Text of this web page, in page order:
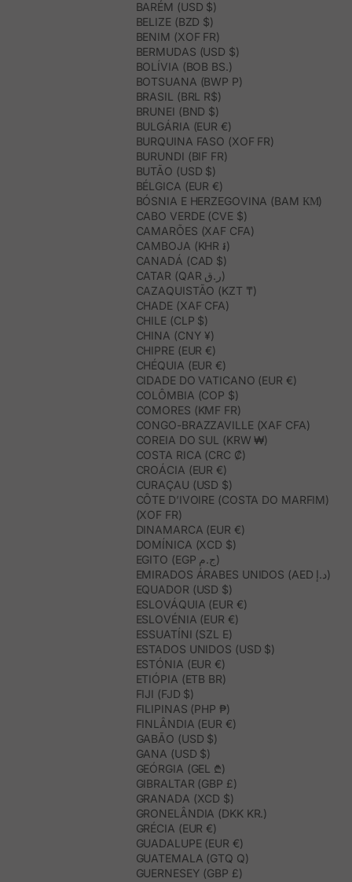
BARÉM (USD $)
BELIZE (BZD $)
BENIM (XOF FR)
BERMUDAS (USD $)
BOLÍVIA (BOB BS.)
BOTSUANA (BWP P)
BRASIL (BRL R$)
BRUNEI (BND $)
BULGÁRIA (EUR €)
BURQUINA FASO (XOF FR)
BURUNDI (BIF FR)
BUTÃO (USD $)
BÉLGICA (EUR €)
BÓSNIA E HERZEGOVINA (BAM КМ)
CABO VERDE (CVE $)
CAMARÕES (XAF CFA)
CAMBOJA (KHR ៛)
CANADÁ (CAD $)
CATAR (QAR ر.ق)
CAZAQUISTÃO (KZT ₸)
CHADE (XAF CFA)
CHILE (CLP $)
CHINA (CNY ¥)
CHIPRE (EUR €)
CHÉQUIA (EUR €)
CIDADE DO VATICANO (EUR €)
COLÔMBIA (COP $)
COMORES (KMF FR)
CONGO-BRAZZAVILLE (XAF CFA)
COREIA DO SUL (KRW ₩)
COSTA RICA (CRC ₡)
CROÁCIA (EUR €)
CURAÇAU (USD $)
CÔTE D’IVOIRE (COSTA DO MARFIM)
(XOF FR)
DINAMARCA (EUR €)
DOMÍNICA (XCD $)
EGITO (EGP ج.م)
EMIRADOS ÁRABES UNIDOS (AED د.إ)
EQUADOR (USD $)
ESLOVÁQUIA (EUR €)
ESLOVÉNIA (EUR €)
ESSUATÍNI (SZL E)
ESTADOS UNIDOS (USD $)
ESTÓNIA (EUR €)
ETIÓPIA (ETB BR)
FIJI (FJD $)
FILIPINAS (PHP ₱)
FINLÂNDIA (EUR €)
GABÃO (USD $)
GANA (USD $)
GEÓRGIA (GEL ₾)
GIBRALTAR (GBP £)
GRANADA (XCD $)
GRONELÂNDIA (DKK KR.)
GRÉCIA (EUR €)
GUADALUPE (EUR €)
GUATEMALA (GTQ Q)
GUERNESEY (GBP £)